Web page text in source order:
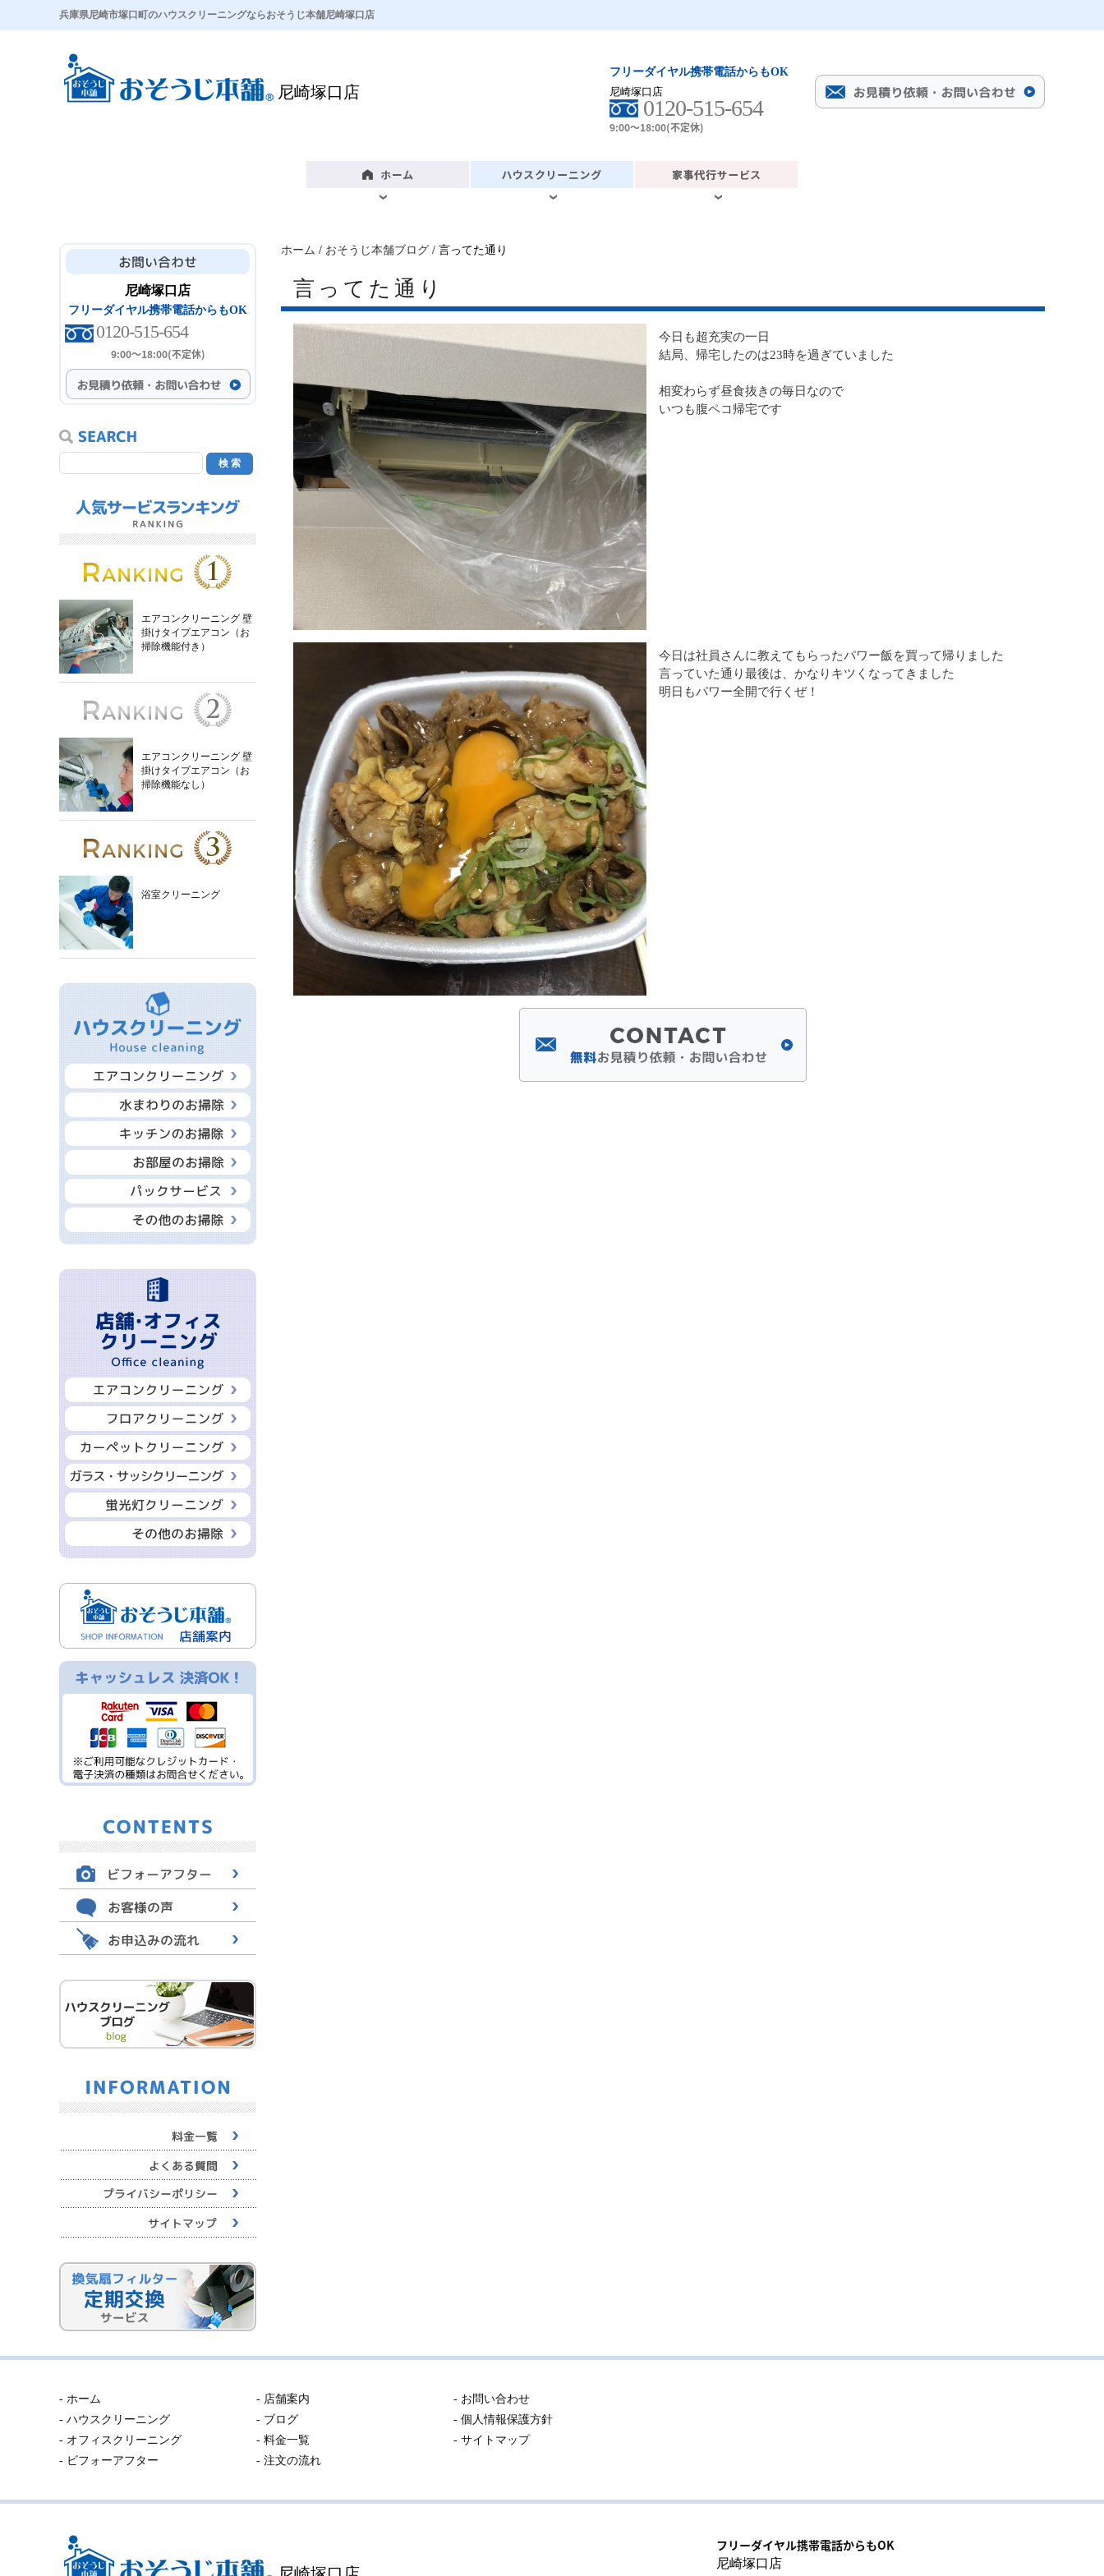
兵庫県尼崎市塚口町のハウスクリーニングならおそうじ本舗尼崎塚口店
尼崎塚口店
フリーダイヤル携帯電話からもOK
尼崎塚口店
0120-515-654
9:00～18:00(不定休)
ホーム / おそうじ本舗ブログ / 言ってた通り
言ってた通り
今日も超充実の一日
結局、帰宅したのは23時を過ぎていました
相変わらず昼食抜きの毎日なので
いつも腹ペコ帰宅です
今日は社員さんに教えてもらったパワー飯を買って帰りました
言っていた通り最後は、かなりキツくなってきました
明日もパワー全開で行くぜ！
尼崎塚口店
フリーダイヤル携帯電話からもOK
0120-515-654
9:00～18:00(不定休)
エアコンクリーニング 壁
掛けタイプエアコン（お
掃除機能付き）
エアコンクリーニング 壁
掛けタイプエアコン（お
掃除機能なし）
浴室クリーニング
- ホーム
- ハウスクリーニング
- オフィスクリーニング
- ビフォーアフター
- 店舗案内
- ブログ
- 料金一覧
- 注文の流れ
- お問い合わせ
- 個人情報保護方針
- サイトマップ
フリーダイヤル携帯電話からもOK
尼崎塚口店